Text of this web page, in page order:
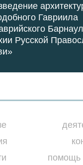
Гавриила
Русской
помощь